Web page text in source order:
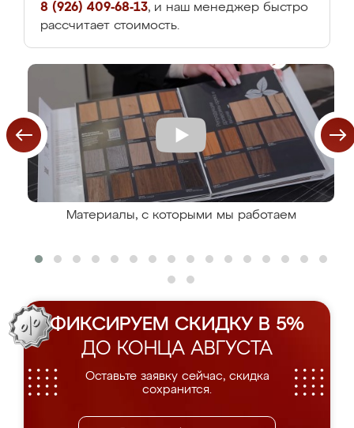
8 (926) 409-68-13, и наш менеджер быстро
рассчитает стоимость.
Материалы, с которыми мы работаем
ФИКСИРУЕМ СКИДКУ В 5%
ДО КОНЦА АВГУСТА
Оставьте заявку сейчас, скидка
сохранится.